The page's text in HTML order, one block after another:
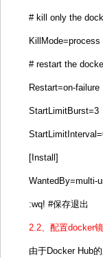
# kill only the
KillMode=process
# restart the
Restart=on-failure
StartLimitBurst=3
[Install]
WantedBy=multi-
:wq! #保存退出
2.2、配置docker
由于Docker Hub